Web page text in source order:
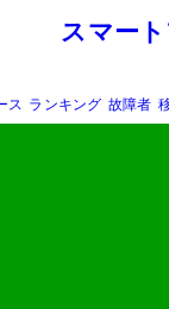
スマー
ス ランキング 故障者